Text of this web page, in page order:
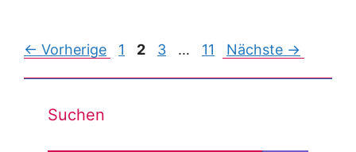
Post
← Vorherige 1 2 3 … 11 Nächste →
Suchen